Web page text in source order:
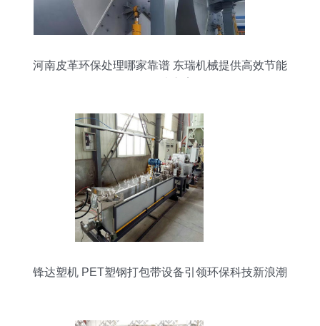
河南皮革环保处理哪家靠谱 东瑞机械提供高效节能
锋达塑机 PET塑钢打包带设备引领环保科技新浪潮